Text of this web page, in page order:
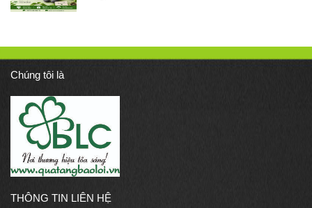
Chúng tôi là
THÔNG TIN LIÊN HỆ